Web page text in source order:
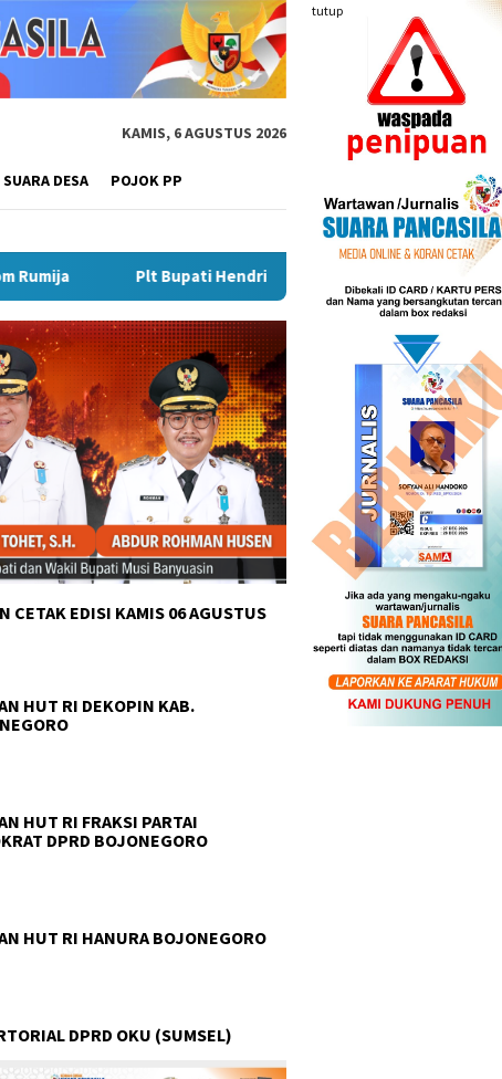
tutup
KAMIS, 6 AGUSTUS 2026
SUARA DESA POJOK PP
Hendri Matangkan Gebyar Semarak Merah Putih, Siapkan Event
CETAK EDISI KAMIS 06 AGUSTUS
HUT RI DEKOPIN KAB.
HUT RI FRAKSI PARTAI
DPRD BOJONEGORO
HUT RI HANURA BOJONEGORO
DPRD OKU (SUMSEL)